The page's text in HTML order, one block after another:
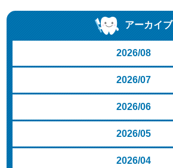
アーカイブ
2026/08
2026/07
2026/06
2026/05
2026/04